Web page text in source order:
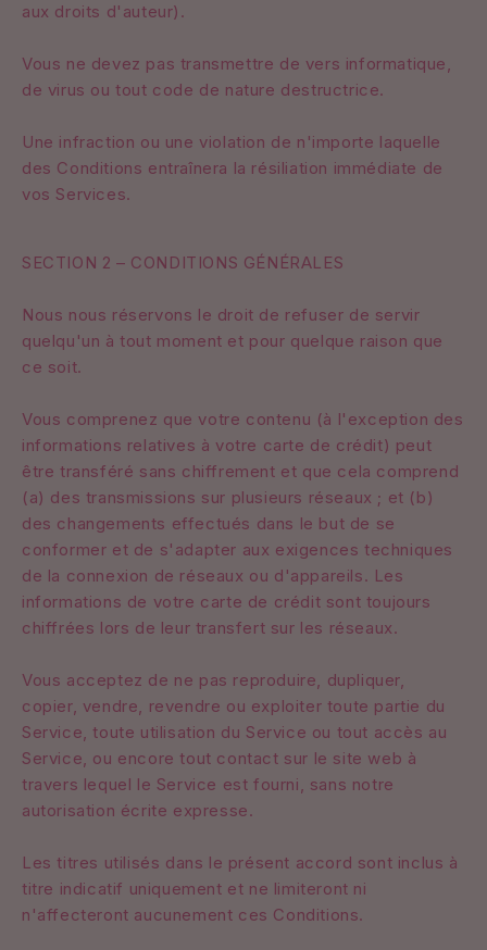
aux droits d'auteur).
Vous ne devez pas transmettre de vers informatique,
de virus ou tout code de nature destructrice.
Une infraction ou une violation de n'importe laquelle
des Conditions entraînera la résiliation immédiate de
vos Services.
SECTION 2 – CONDITIONS GÉNÉRALES
Nous nous réservons le droit de refuser de servir
quelqu'un à tout moment et pour quelque raison que
ce soit.
Vous comprenez que votre contenu (à l'exception des
informations relatives à votre carte de crédit) peut
être transféré sans chiffrement et que cela comprend
(a) des transmissions sur plusieurs réseaux ; et (b)
des changements effectués dans le but de se
conformer et de s'adapter aux exigences techniques
de la connexion de réseaux ou d'appareils. Les
informations de votre carte de crédit sont toujours
chiffrées lors de leur transfert sur les réseaux.
Vous acceptez de ne pas reproduire, dupliquer,
copier, vendre, revendre ou exploiter toute partie du
Service, toute utilisation du Service ou tout accès au
Service, ou encore tout contact sur le site web à
travers lequel le Service est fourni, sans notre
autorisation écrite expresse.
Les titres utilisés dans le présent accord sont inclus à
titre indicatif uniquement et ne limiteront ni
n'affecteront aucunement ces Conditions.